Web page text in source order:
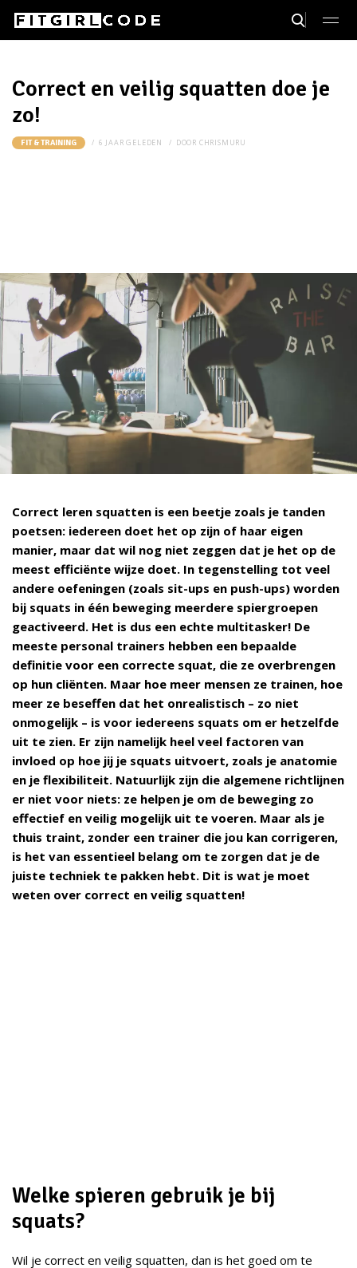
Correct en veilig squatten doe je
zo!
FIT & TRAINING 6 JAAR GELEDEN DOOR CHRISMURU
Correct leren squatten is een beetje zoals je tanden
poetsen: iedereen doet het op zijn of haar eigen
manier, maar dat wil nog niet zeggen dat je het op de
meest efficiënte wijze doet. In tegenstelling tot veel
andere oefeningen (zoals sit-ups en push-ups) worden
bij squats in één beweging meerdere spiergroepen
geactiveerd. Het is dus een echte multitasker! De
meeste personal trainers hebben een bepaalde
definitie voor een correcte squat, die ze overbrengen
op hun cliënten. Maar hoe meer mensen ze trainen, hoe
meer ze beseffen dat het onrealistisch – zo niet
onmogelijk – is voor iedereens squats om er hetzelfde
uit te zien. Er zijn namelijk heel veel factoren van
invloed op hoe jij je squats uitvoert, zoals je anatomie
en je flexibiliteit. Natuurlijk zijn die algemene richtlijnen
er niet voor niets: ze helpen je om de beweging zo
effectief en veilig mogelijk uit te voeren. Maar als je
thuis traint, zonder een trainer die jou kan corrigeren,
is het van essentieel belang om te zorgen dat je de
juiste techniek te pakken hebt. Dit is wat je moet
weten over correct en veilig squatten!
Welke spieren gebruik je bij
squats?
Wil je correct en veilig squatten, dan is het goed om te